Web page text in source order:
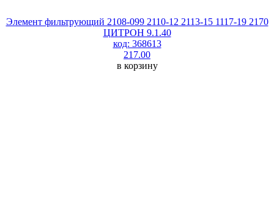
Элемент фильтрующий 2108-099 2110-12 2113-15 1117-19 2170
ЦИТРОН 9.1.40
код: 368613
217.00
в корзину